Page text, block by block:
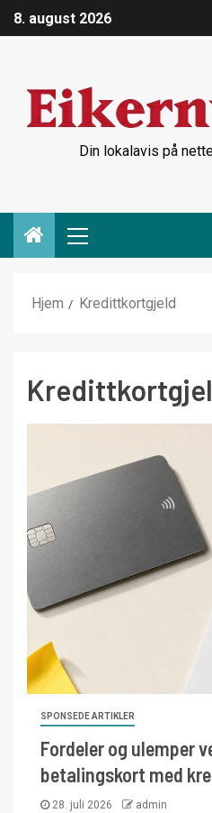
8. august 2026
Din lokalavis på
Hjem Kredittkortgjeld
SPONSEDE ARTIKLER
Fordeler og ulemper
betalingskort med
28. juli 2026 admin